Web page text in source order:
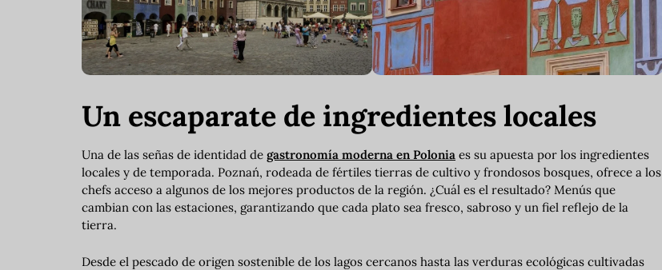
Un escaparate de ingredientes locales
Una de las señas de identidad de gastronomía moderna en Polonia es su apuesta por los ingredientes
locales y de temporada. Poznań, rodeada de fértiles tierras de cultivo y frondosos bosques, ofrece a los
chefs acceso a algunos de los mejores productos de la región. ¿Cuál es el resultado? Menús que
cambian con las estaciones, garantizando que cada plato sea fresco, sabroso y un fiel reflejo de la
tierra.
Desde el pescado de origen sostenible de los lagos cercanos hasta las verduras ecológicas cultivadas